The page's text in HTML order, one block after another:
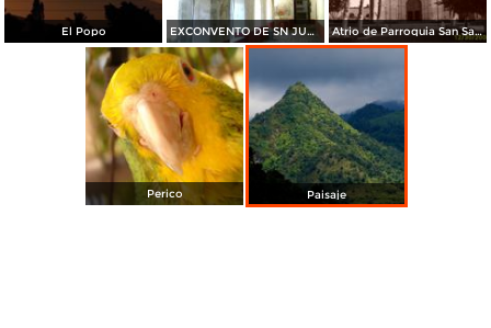
El Popo EXCONVENTO DE SN JUAN BAUTISTA TETELA DEL VOLCAN Atrio de Parroquia San Santiago, Telela del Volcan, Morelos
Perico Paisaje